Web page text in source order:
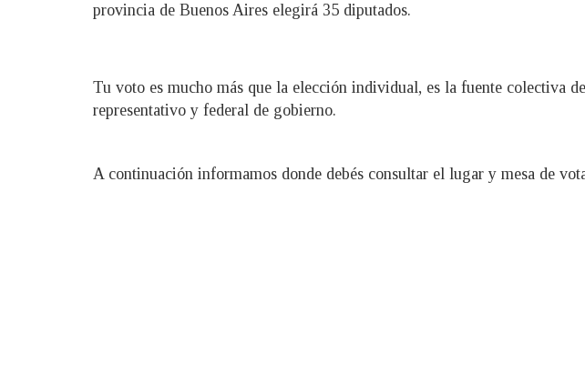
provincia de Buenos Aires elegirá 35 diputados.
Tu voto es mucho más que la elección individual, es la fuente colectiva
representativo y federal de gobierno.
A continuación informamos donde debés consultar el lugar y mesa de